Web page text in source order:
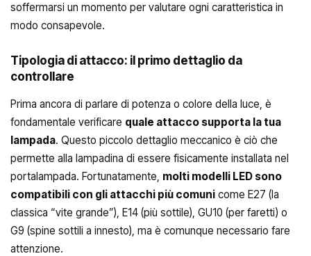
soffermarsi un momento per valutare ogni caratteristica in
modo consapevole.
Tipologia di attacco: il primo dettaglio da
controllare
Prima ancora di parlare di potenza o colore della luce, è
fondamentale verificare quale attacco supporta la tua
lampada. Questo piccolo dettaglio meccanico è ciò che
permette alla lampadina di essere fisicamente installata nel
portalampada. Fortunatamente, molti modelli LED sono
compatibili con gli attacchi più comuni come E27 (la
classica “vite grande”), E14 (più sottile), GU10 (per faretti) o
G9 (spine sottili a innesto), ma è comunque necessario fare
attenzione.